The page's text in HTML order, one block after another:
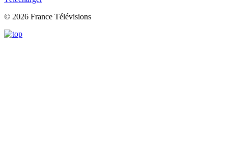
© 2026 France Télévisions